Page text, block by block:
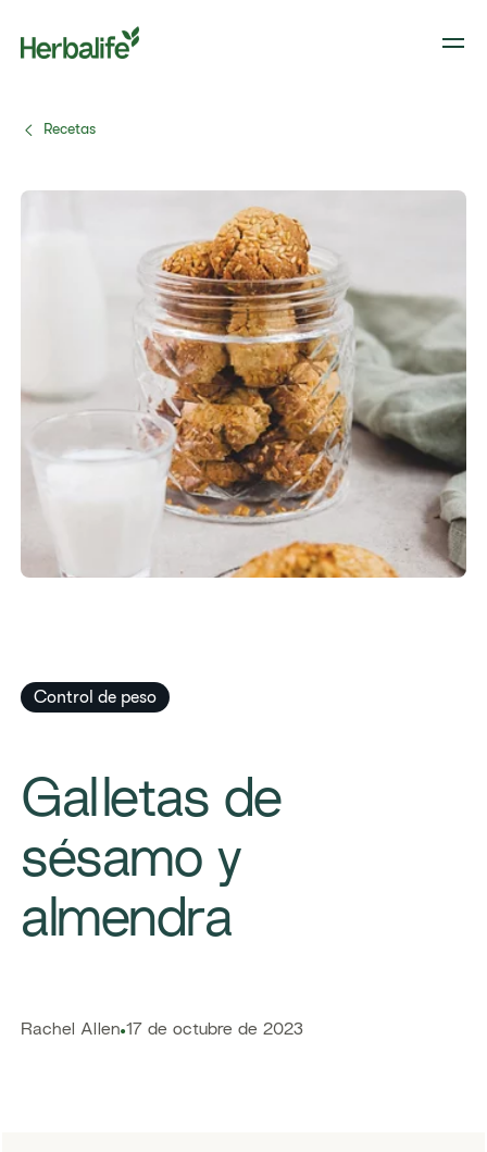
Recetas
Control de peso
Galletas de
sésamo y
almendra
​​Rachel Allen​ 17 de octubre de 2023